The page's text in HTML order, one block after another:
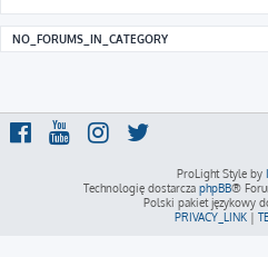
NO_FORUMS_IN_CATEGORY
ProLight Style by
Technologię dostarcza phpBB®
Polski pakiet językowy
PRIVACY_LINK |